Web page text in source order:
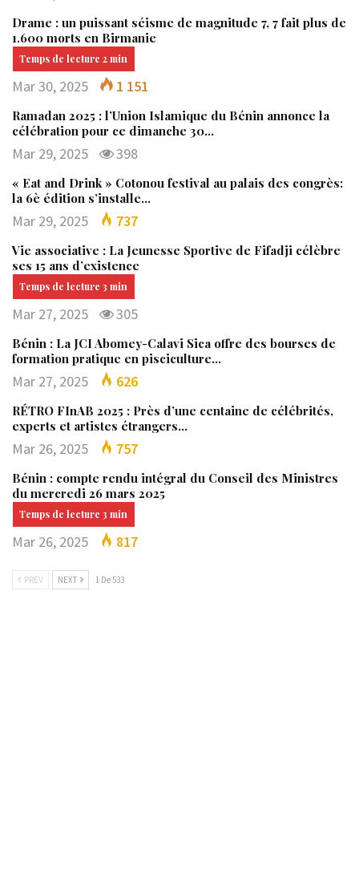
Drame : un puissant séisme de magnitude 7, 7 fait plus de
1.600 morts en Birmanie
Mar 30, 2025 1 151
Ramadan 2025 : l’Union Islamique du Bénin annonce la
célébration pour ce dimanche 30…
Mar 29, 2025 398
« Eat and Drink » Cotonou festival au palais des congrès:
la 6è édition s’installe…
Mar 29, 2025 737
Vie associative : La Jeunesse Sportive de Fifadji célèbre
ses 15 ans d’existence
Mar 27, 2025 305
Bénin : La JCI Abomey-Calavi Sica offre des bourses de
formation pratique en pisciculture…
Mar 27, 2025 626
RÉTRO FInAB 2025 : Près d’une centaine de célébrités,
experts et artistes étrangers…
Mar 26, 2025 757
Bénin : compte rendu intégral du Conseil des Ministres
du mercredi 26 mars 2025
Mar 26, 2025 817
PREV NEXT 1 De 533